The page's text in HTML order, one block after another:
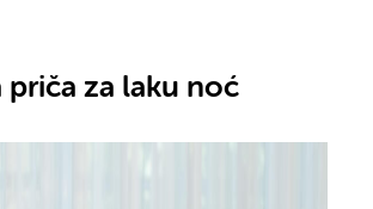
priča za laku noć